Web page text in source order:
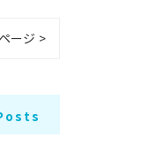
ージ >